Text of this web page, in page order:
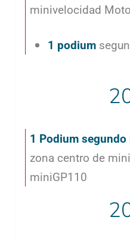
minivelocidad
1 podium
1 Podium segundo
zona centro de
miniGP110